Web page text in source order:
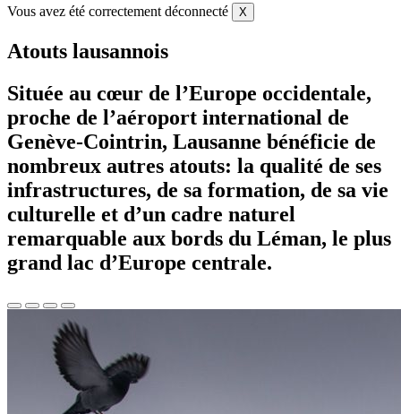
Vous avez été correctement déconnecté X
Atouts lausannois
Située au cœur de l’Europe occidentale,
proche de l’aéroport international de
Genève-Cointrin, Lausanne bénéficie de
nombreux autres atouts: la qualité de ses
infrastructures, de sa formation, de sa vie
culturelle et d’un cadre naturel
remarquable aux bords du Léman, le plus
grand lac d’Europe centrale.